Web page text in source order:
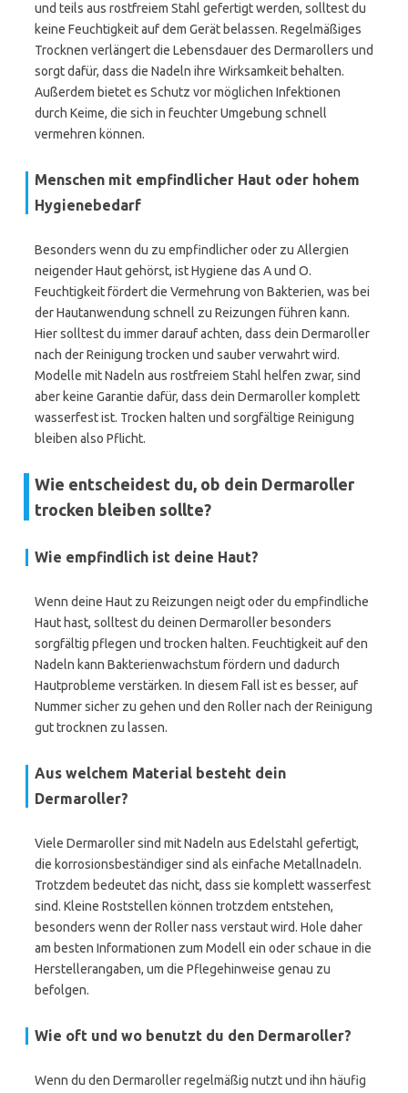
und teils aus rostfreiem Stahl gefertigt werden, solltest du
keine Feuchtigkeit auf dem Gerät belassen. Regelmäßiges
Trocknen verlängert die Lebensdauer des Dermarollers und
sorgt dafür, dass die Nadeln ihre Wirksamkeit behalten.
Außerdem bietet es Schutz vor möglichen Infektionen
durch Keime, die sich in feuchter Umgebung schnell
vermehren können.
Menschen mit empfindlicher Haut oder hohem
Hygienebedarf
Besonders wenn du zu empfindlicher oder zu Allergien
neigender Haut gehörst, ist Hygiene das A und O.
Feuchtigkeit fördert die Vermehrung von Bakterien, was bei
der Hautanwendung schnell zu Reizungen führen kann.
Hier solltest du immer darauf achten, dass dein Dermaroller
nach der Reinigung trocken und sauber verwahrt wird.
Modelle mit Nadeln aus rostfreiem Stahl helfen zwar, sind
aber keine Garantie dafür, dass dein Dermaroller komplett
wasserfest ist. Trocken halten und sorgfältige Reinigung
bleiben also Pflicht.
Wie entscheidest du, ob dein Dermaroller
trocken bleiben sollte?
Wie empfindlich ist deine Haut?
Wenn deine Haut zu Reizungen neigt oder du empfindliche
Haut hast, solltest du deinen Dermaroller besonders
sorgfältig pflegen und trocken halten. Feuchtigkeit auf den
Nadeln kann Bakterienwachstum fördern und dadurch
Hautprobleme verstärken. In diesem Fall ist es besser, auf
Nummer sicher zu gehen und den Roller nach der Reinigung
gut trocknen zu lassen.
Aus welchem Material besteht dein
Dermaroller?
Viele Dermaroller sind mit Nadeln aus Edelstahl gefertigt,
die korrosionsbeständiger sind als einfache Metallnadeln.
Trotzdem bedeutet das nicht, dass sie komplett wasserfest
sind. Kleine Roststellen können trotzdem entstehen,
besonders wenn der Roller nass verstaut wird. Hole daher
am besten Informationen zum Modell ein oder schaue in die
Herstellerangaben, um die Pflegehinweise genau zu
befolgen.
Wie oft und wo benutzt du den Dermaroller?
Wenn du den Dermaroller regelmäßig nutzt und ihn häufig